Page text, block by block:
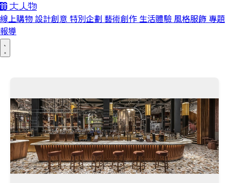
線上購物 設計創意 特別企劃 藝術創作 生活體驗 風格服飾 專題
報導